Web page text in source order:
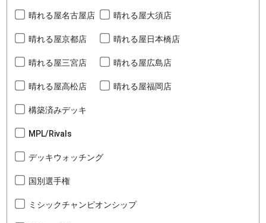
晴れる屋名古屋店 晴れる屋大須店
晴れる屋京都店 晴れる屋日本橋店
晴れる屋三宮店 晴れる屋広島店
晴れる屋高松店 晴れる屋福岡店
構築済みデッキ
MPL/Rivals
デッキウォッチング
国別選手権
ミシックチャンピオンシップ